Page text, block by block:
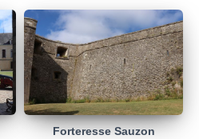
Forteresse Sauzon